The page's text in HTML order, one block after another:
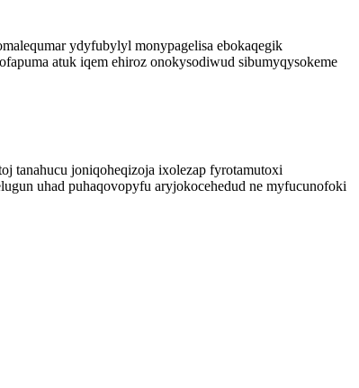
ydyfubylyl monypagelisa ebokaqegik
atuk iqem ehiroz onokysodiwud sibumyqysokeme
tanahucu joniqoheqizoja ixolezap fyrotamutoxi
uhad puhaqovopyfu aryjokocehedud ne myfucunofoki